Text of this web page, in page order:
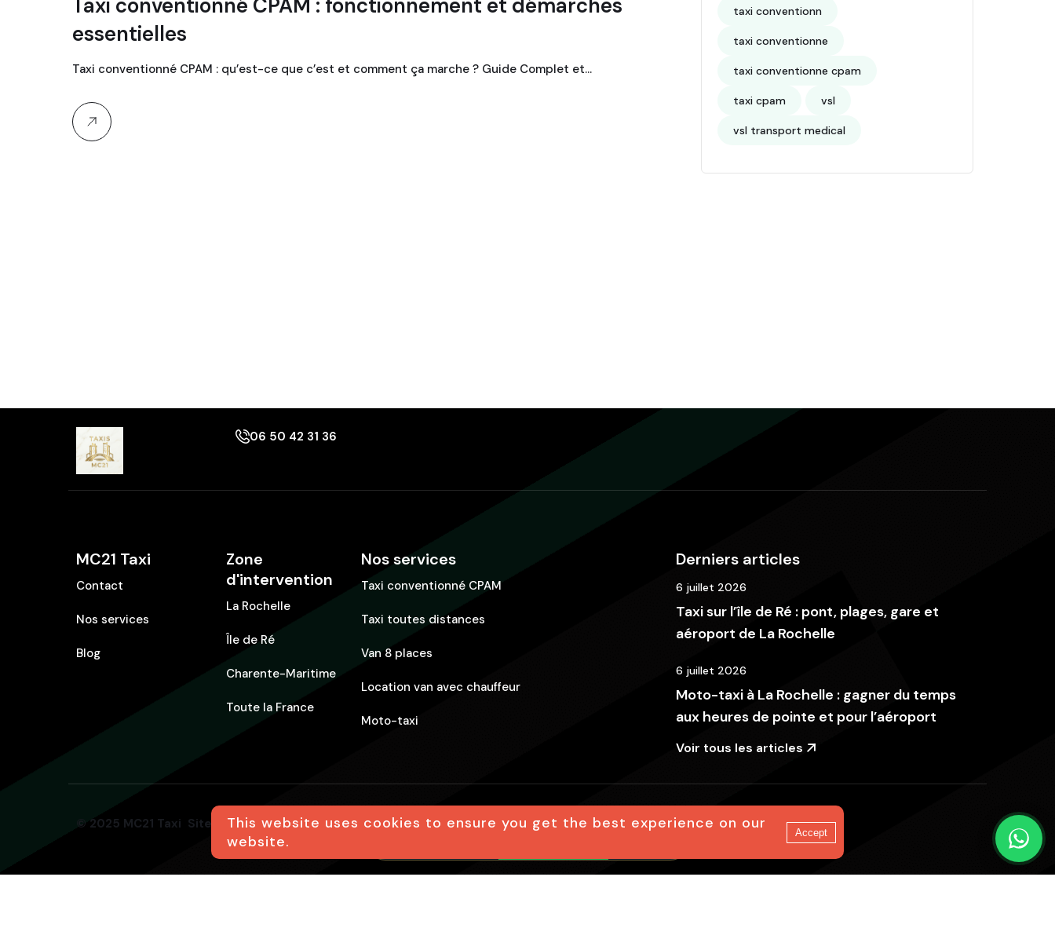
Taxi conventionné CPAM : fonctionnement et démarches
essentielles
Taxi conventionné CPAM : qu’est-ce que c’est et comment ça marche ? Guide Complet et…
taxi conventionn
taxi conventionne
taxi conventionne cpam
taxi cpam vsl
vsl transport medical
06 50 42 31 36
MC21 Taxi
Contact
Nos services
Blog
Zone
d'intervention
La Rochelle
Île de Ré
Charente-Maritime
Toute la France
Nos services
Taxi conventionné CPAM
Taxi toutes distances
Van 8 places
Location van avec chauffeur
Moto-taxi
Derniers articles
6 juillet 2026
Taxi sur l’île de Ré : pont, plages, gare et
aéroport de La Rochelle
6 juillet 2026
Moto-taxi à La Rochelle : gagner du temps
aux heures de pointe et pour l’aéroport
Voir tous les articles
© 2025 MC21 Taxi Site réalisé par Agence 123web Mentions légales Politique de confidentialité
This website uses cookies to ensure you get the best experience on our
website.
Accept